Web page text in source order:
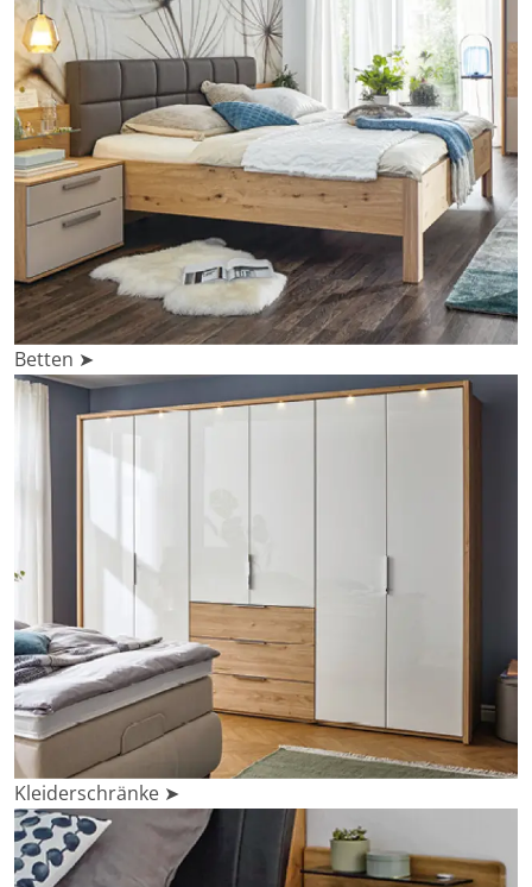
Betten ➤
Kleiderschränke ➤